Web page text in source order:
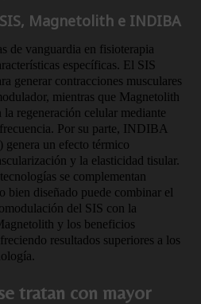
Magnetolith e INDIBA
de vanguardia en fisioterapia
específicas. El SIS
generar contracciones musculares
mientras que Magnetolith
regeneración celular mediante
Por su parte, INDIBA
un efecto térmico
y la elasticidad tisular.
se complementan
bien diseñado puede combinar el
del SIS con la
y los beneficios
resultados superiores a los
tratan con mayor